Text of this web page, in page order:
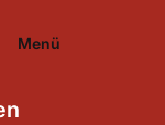
Menü